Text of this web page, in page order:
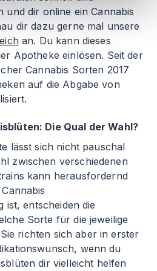
und dir online ein Cannabis
dir dazu gerne mal unsere
an. Du kann dieses
Apotheke einlösen. Seit der
Cannabis Sorten 2017
auf die Abgabe von
Die Qual der Wahl?
lässt sich nicht pauschal
zwischen verschiedenen
kann herausfordernd
ist, entscheiden die
Sorte für die jeweilige
richten sich aber in erster
wenn du
dir vielleicht helfen